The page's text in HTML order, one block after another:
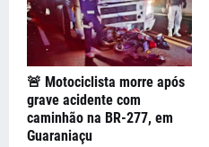
🚨 Motociclista morre após
grave acidente com
caminhão na BR-277, em
Guaraniaçu